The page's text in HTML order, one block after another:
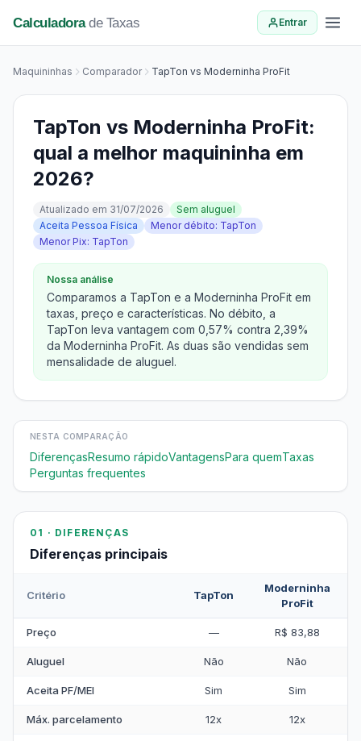
Calculadorade Taxas Entrar
Maquininhas Comparador TapTon vs Moderninha ProFit
TapTon vs Moderninha ProFit:
qual a melhor maquininha em
2026?
Atualizado em 31/07/2026
Sem aluguel
Aceita Pessoa Física
Menor débito: TapTon
Menor Pix: TapTon
Nossa análise
Comparamos a TapTon e a Moderninha ProFit em
taxas, preço e características. No débito, a
TapTon leva vantagem com 0,57% contra 2,39%
da Moderninha ProFit. As duas são vendidas sem
mensalidade de aluguel.
NESTA COMPARAÇÃO
DiferençasResumo rápidoVantagensPara quemTaxas
Perguntas frequentes
01 · DIFERENÇAS
Diferenças principais
Critério TapTon
Moderninha
ProFit
Preço — R$ 83,88
Aluguel Não Não
Aceita PF/MEI Sim Sim
Máx. parcelamento 12x 12x